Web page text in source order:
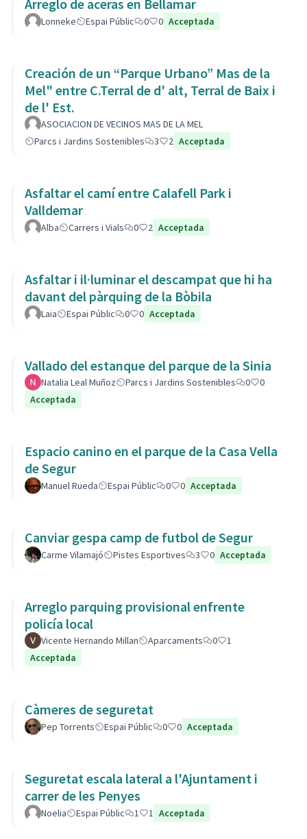
Arreglo de aceras en Bellamar
Lonneke Espai Públic 0 0 Acceptada
Creación de un “Parque Urbano” Mas de la
Mel" entre C.Terral de d' alt, Terral de Baix i
de l' Est.
ASOCIACION DE VECINOS MAS DE LA MEL
Parcs i Jardins Sostenibles
3 2 Acceptada
Asfaltar el camí entre Calafell Park i
Valldemar
Alba Carrers i Vials 0 2 Acceptada
Asfaltar i il·luminar el descampat que hi ha
davant del pàrquing de la Bòbila
Laia Espai Públic 0 0 Acceptada
Vallado del estanque del parque de la Sinia
Natalia Leal Muñoz Parcs i Jardins Sostenibles 0
0
Acceptada
Espacio canino en el parque de la Casa Vella
de Segur
Manuel Rueda Espai Públic 0 0 Acceptada
Canviar gespa camp de futbol de Segur
Carme Vilamajó Pistes Esportives 3 0 Acceptada
Arreglo parquing provisional enfrente
policía local
Vicente Hernando Millan Aparcaments 0
1
Acceptada
Càmeres de seguretat
Pep Torrents Espai Públic 0 0 Acceptada
Seguretat escala lateral a l'Ajuntament i
carrer de les Penyes
Noelia Espai Públic 1 1 Acceptada